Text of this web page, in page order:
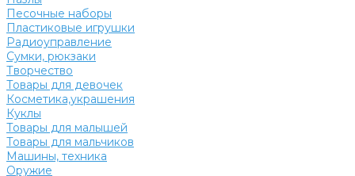
Песочные наборы
Пластиковые игрушки
Радиоуправление
Сумки, рюкзаки
Творчество
Товары для девочек
Косметика,украшения
Куклы
Товары для малышей
Товары для мальчиков
Машины, техника
Оружие